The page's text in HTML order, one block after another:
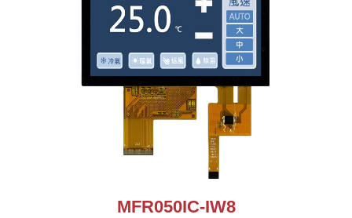
MFR050IC-IW8